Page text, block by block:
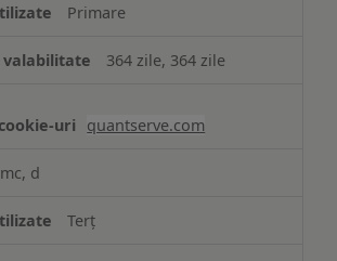
Primare
364 zile, 364 zile
quantserve.com
mc, d
Terț